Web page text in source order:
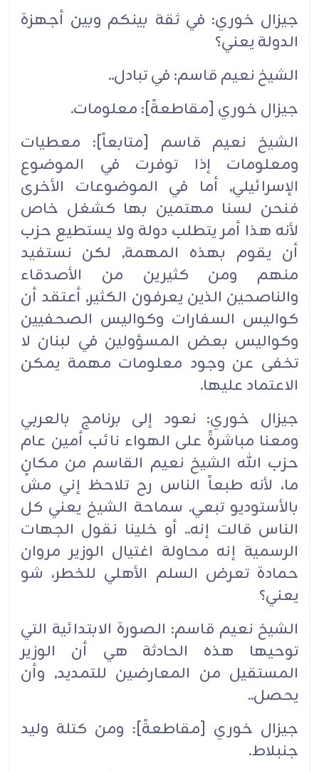
جيزال خوري: في ثقة بينكم وبين أجهزة
الدولة يعني؟‏
الشيخ نعيم قاسم: في تبادل..‏
جيزال خوري [مقاطعةً]: معلومات.‏
الشيخ نعيم قاسم [متابعاً]: معطيات
ومعلومات إذا توفرت في الموضوع
الإسرائيلي, أما في الموضوعات الأخرى
فنحن لسنا مهتمين بها كشغل خاص
لأنه هذا أمر يتطلب دولة ولا يستطيع حزب
أن يقوم بهذه المهمة, لكن نستفيد
منهم ومن كثيرين من الأصدقاء
والناصحين الذين يعرفون الكثير, أعتقد أن
كواليس السفارات وكواليس الصحفيين
وكواليس بعض المسؤولين في لبنان لا
تخفى عن وجود معلومات مهمة يمكن
الاعتماد عليها.‏
جيزال خوري: نعود إلى برنامج بالعربي
ومعنا مباشرةً على الهواء نائب أمين عام
حزب الله الشيخ نعيم القاسم من مكانٍ
ما، لأنه طبعاً الناس رح تلاحظ إني مش
بالأستوديو تبعي. سماحة الشيخ يعني كل
الناس قالت إنه.. أو خلينا نقول الجهات
الرسمية إنه محاولة اغتيال الوزير مروان
حمادة تعرض السلم الأهلي للخطر، شو
يعني؟‏
الشيخ نعيم قاسم: الصورة الابتدائية التي
توحيها هذه الحادثة هي أن الوزير
المستقيل من المعارضين للتمديد, وأن
يحصل..‏
جيزال خوري [مقاطعةً]: ومن كتلة وليد
جنبلاط.‏